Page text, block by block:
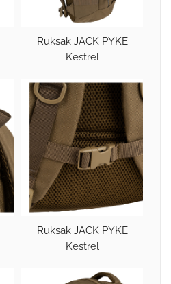
Ruksak JACK PYKE
Kestrel
Ruksak JACK PYKE
Kestrel